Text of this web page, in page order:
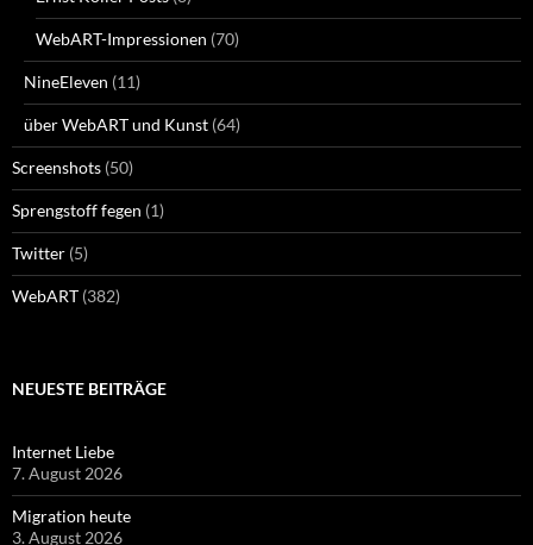
WebART-Impressionen (70)
NineEleven (11)
über WebART und Kunst (64)
Screenshots (50)
Sprengstoff fegen (1)
Twitter (5)
WebART (382)
NEUESTE BEITRÄGE
Internet Liebe
7. August 2026
Migration heute
3. August 2026